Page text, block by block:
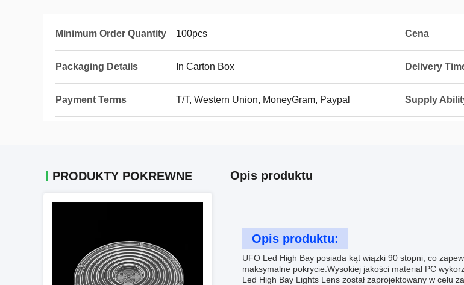
Minimum Order Quantity 100pcs Cena
Packaging Details In Carton Box Delivery
Payment Terms T/T, Western Union, MoneyGram, Paypal Supply
PRODUKTY POKREWNE Opis produktu
Opis produktu:
UFO Led High Bay posiada kąt wiązki 90 stopni, co
maksymalne pokrycie.Wysokiej jakości materiał PC
Led High Bay Lights Lens został zaprojektowany w celu